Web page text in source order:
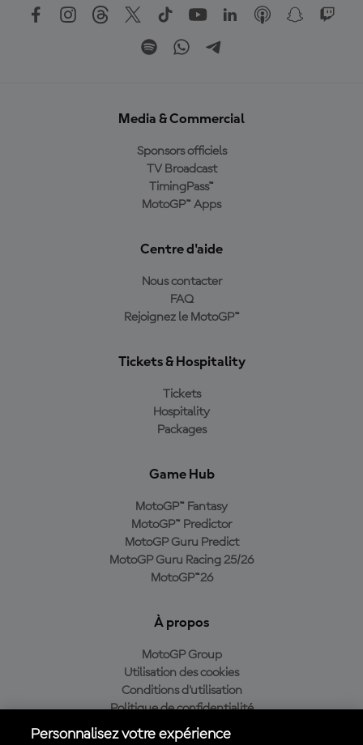
Media & Commercial
Sponsors officiels
TV Broadcast
TimingPass™
MotoGP™ Apps
Centre d'aide
Nous contacter
FAQ
Rejoignez le MotoGP™
Tickets & Hospitality
Tickets
Hospitality
Packages
Game Hub
MotoGP™ Fantasy
MotoGP™ Predictor
MotoGP Guru Predict
MotoGP Guru Racing 25/26
MotoGP™26
À propos
MotoGP Group
Utilisation des cookies
Conditions d'utilisation
Politique de confidentialité
Politique d’achat
Personnalisez votre expérience